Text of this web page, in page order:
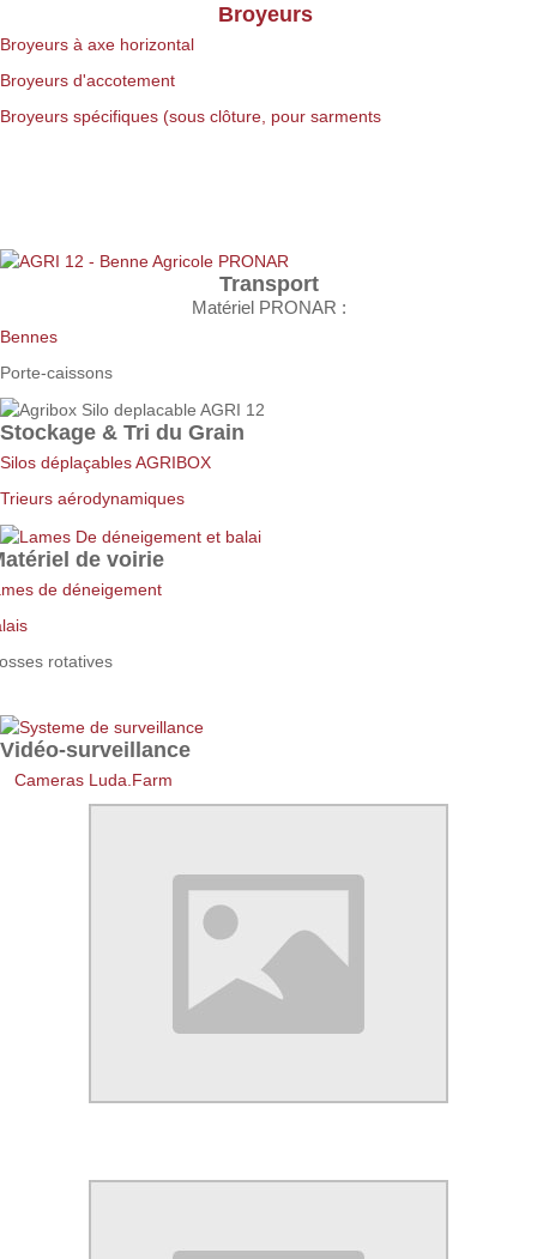
Broyeurs
Broyeurs à axe horizontal
Broyeurs d'accotement
Broyeurs spécifiques (sous clôture, pour sarments
Transport
Matériel PRONAR :
Bennes
Porte-caissons
Stockage & Tri du Grain
Silos déplaçables AGRIBOX
Trieurs aérodynamiques
de voirie
de déneigement
rotatives
Vidéo-surveillance
Cameras Luda.Farm